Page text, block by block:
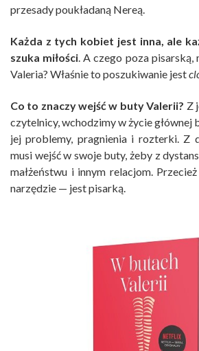
przesady poukładaną Nereą.
Każda z tych kobiet jest inna, ale
szuka miłości. A czego poza pisarską,
Valeria? Właśnie to poszukiwanie jest
Co to znaczy wejść w buty Valerii? Z
czytelnicy, wchodzimy w życie głównej
jej problemy, pragnienia i rozterki. Z
musi wejść w swoje buty, żeby z
małżeństwu i innym relacjom.
narzędzie — jest pisarką.